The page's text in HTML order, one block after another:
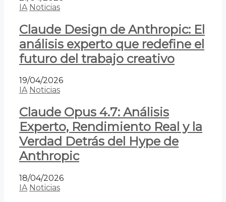
IA Noticias
Claude Design de Anthropic: El
análisis experto que redefine el
futuro del trabajo creativo
19/04/2026
IA Noticias
Claude Opus 4.7: Análisis
Experto, Rendimiento Real y la
Verdad Detrás del Hype de
Anthropic
18/04/2026
IA Noticias